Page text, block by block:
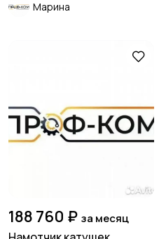
Марина
188 760 ₽ за месяц